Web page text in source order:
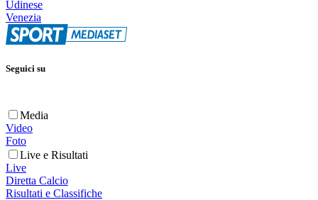
Udinese
Venezia
Seguici su
Media
Video
Foto
Live e Risultati
Live
Diretta Calcio
Risultati e Classifiche